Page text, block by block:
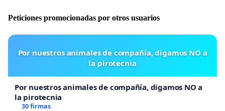
Peticiones promocionadas por otros usuarios
Por nuestros animales de compañía, digamos NO a
la pirotecnia
Por nuestros animales de compañía, digamos NO a
la pirotecnia
30 firmas